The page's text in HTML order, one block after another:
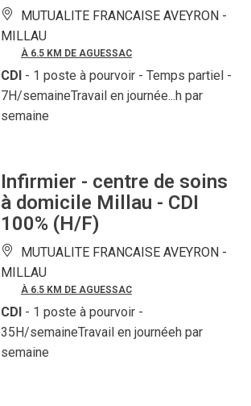
MUTUALITE FRANCAISE AVEYRON -
MILLAU
À 6.5 KM DE AGUESSAC
CDI - 1 poste à pourvoir - Temps partiel -
7H/semaineTravail en journée...h par
semaine
Infirmier - centre de soins
à domicile Millau - CDI
100% (H/F)
MUTUALITE FRANCAISE AVEYRON -
MILLAU
À 6.5 KM DE AGUESSAC
CDI - 1 poste à pourvoir -
35H/semaineTravail en journéeh par
semaine